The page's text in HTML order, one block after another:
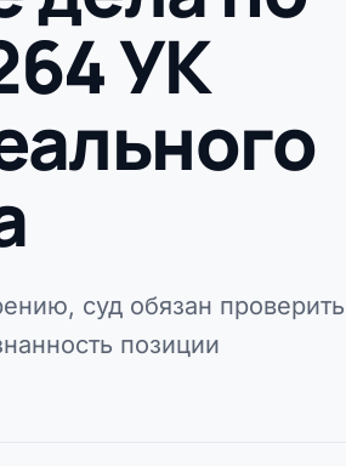
УК
суд обязан проверить
позиции